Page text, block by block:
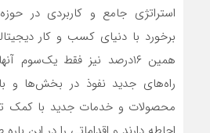
استراتژی جامع و کاربردی در
برخورد با دنیای کسب و کار
همین ۱۶‌درصد نیز فقط یک‌‌‌سوم
راه‌‌‌های جدید نفوذ در بخش‌‌‌ها و
محصولات و خدمات جدید با کمک